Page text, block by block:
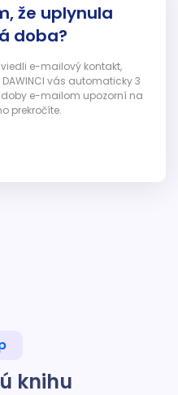
že uplynula
doba?
e-mailový kontakt,
vás automaticky 3
e-mailom upozorní na
prekročíte.
knihu